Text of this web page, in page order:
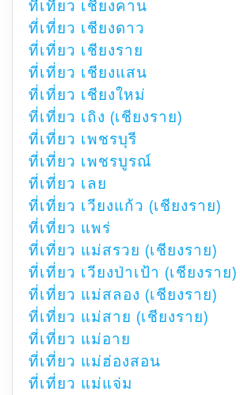
ที่เที่ยว เชียงคาน
ที่เที่ยว เชียงดาว
ที่เที่ยว เชียงราย
ที่เที่ยว เชียงแสน
ที่เที่ยว เชียงใหม่
ที่เที่ยว เถิง (เชียงราย)
ที่เที่ยว เพชรบุรี
ที่เที่ยว เพชรบูรณ์
ที่เที่ยว เลย
ที่เที่ยว เวียงแก้ว (เชียงราย)
ที่เที่ยว แพร่
ที่เที่ยว แม่สรวย (เชียงราย)
ที่เที่ยว เวียงป่าเป้า (เชียงราย)
ที่เที่ยว แม่สลอง (เชียงราย)
ที่เที่ยว แม่สาย (เชียงราย)
ที่เที่ยว แม่อาย
ที่เที่ยว แม่ฮ่องสอน
ที่เที่ยว แม่แจ่ม